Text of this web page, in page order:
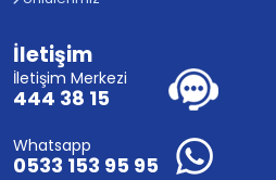
İletişim
İletişim Merkezi
444 38 15
Whatsapp
0533 153 95 95